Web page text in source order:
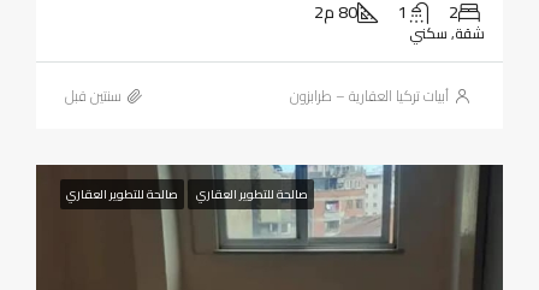
2
1 80 م2
شقة, سكني
أبيات تركيا العقارية – طرابزون ‏سنتين قبل
صالحة للتطوير العقاري صالحة للتطوير العقاري